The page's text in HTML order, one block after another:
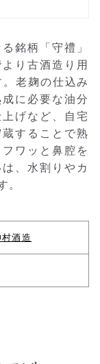
銘柄「守禮」
り古酒造り用
老麹の仕込み
に必要な油分
げなど、自宅
することで熟
ワッと鼻腔を
、水割りやカ
。
酒造